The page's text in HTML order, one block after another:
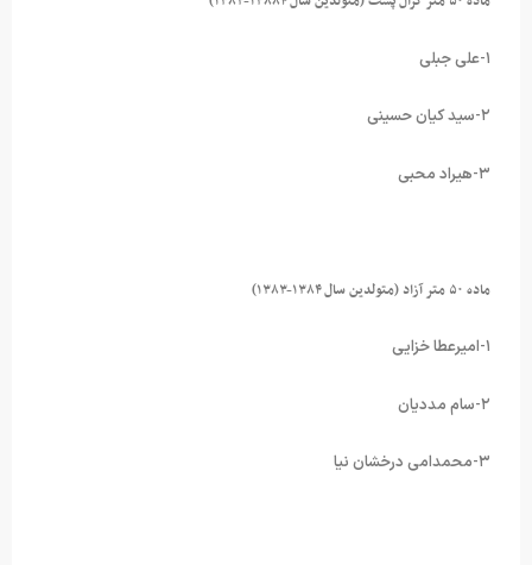
۲-سید کیان حسینی
۳-هیراد محبی
ماده ۵۰ متر آزاد (متولدین سال ۱۳۸۴-۱۳۸۳)
۲-سام مددیان
۳-محمدامی درخشان نیا